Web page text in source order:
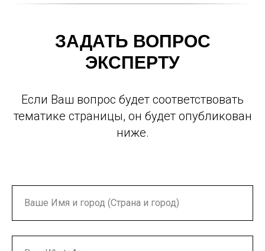
ЗАДАТЬ ВОПРОС
ЭКСПЕРТУ
Если Ваш вопрос будет соответствовать
тематике страницы, он будет опубликован
ниже.